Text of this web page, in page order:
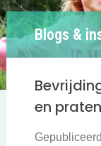
Blogs &
en